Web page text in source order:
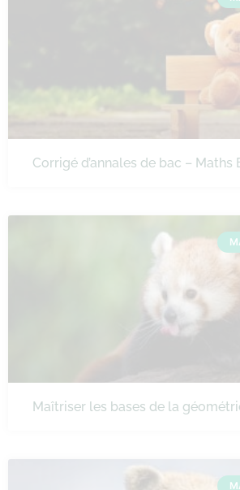
Corrigé d’annales de bac – Maths
Maîtriser les bases de la